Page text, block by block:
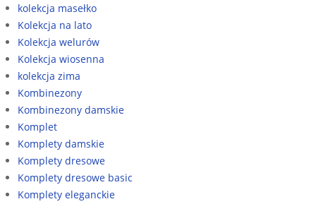
kolekcja masełko
Kolekcja na lato
Kolekcja welurów
Kolekcja wiosenna
kolekcja zima
Kombinezony
Kombinezony damskie
Komplet
Komplety damskie
Komplety dresowe
Komplety dresowe basic
Komplety eleganckie